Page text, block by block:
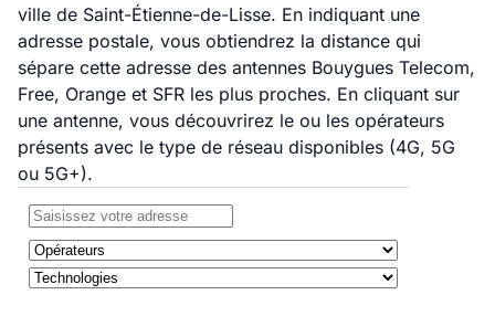
ville de Saint-Étienne-de-Lisse. En indiquant une
adresse postale, vous obtiendrez la distance qui
sépare cette adresse des antennes Bouygues Telecom,
Free, Orange et SFR les plus proches. En cliquant sur
une antenne, vous découvrirez le ou les opérateurs
présents avec le type de réseau disponibles (4G, 5G
ou 5G+).